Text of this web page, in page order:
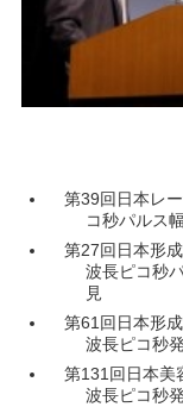
第39回日本レ
コ秒パルス
第27回日本形
波長ピコ秒
見
第61回日本形
波長ピコ秒
第131回日本美
波長ピコ秒